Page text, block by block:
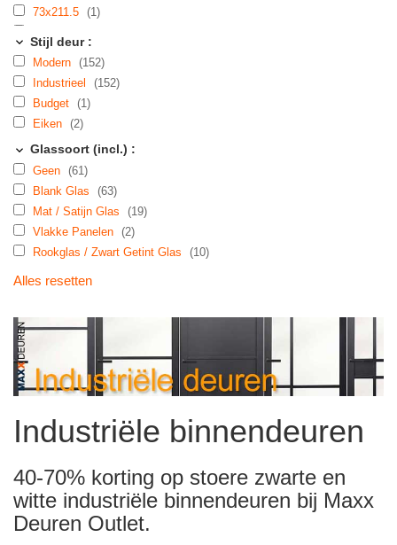
73x211.5 (1)
83x211.5
88x211.5
(11)
(2)
103x211.5
53x231.5
73x231.5 (5)
78x231.5
83x231.5 (29)
88x231.5 (29)
93x231.5 (38)
98x231.5
(3)
103x231.5
Stijl deur :
Modern (152)
Industrieel
(152)
Budget (1)
Eiken (2)
Glassoort (incl.) :
Geen (61)
Blank Glas
(63)
Mat / Satijn Glas
(19)
Vlakke Panelen (2)
Rookglas / Zwart Getint Glas
(10)
Alles resetten
Industriële binnendeuren
40-70% korting op stoere zwarte en
witte industriële binnendeuren bij Maxx
Deuren Outlet.